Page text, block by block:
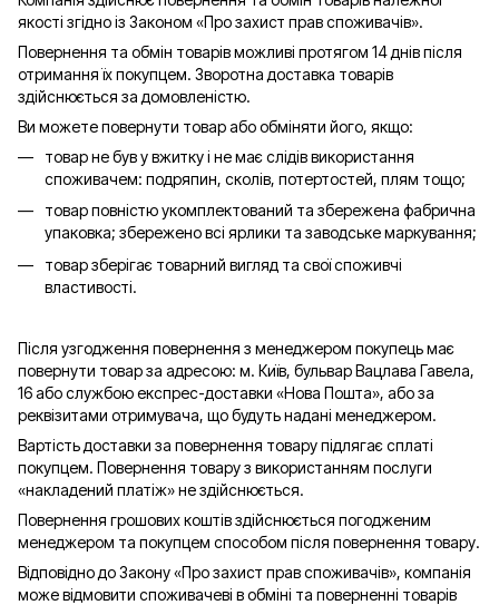
якості згідно із Законом «Про захист прав споживачів».
Повернення та обмін товарів можливі протягом 14 днів після
отримання їх покупцем. Зворотна доставка товарів
здійснюється за домовленістю.
Ви можете повернути товар або обміняти його, якщо:
товар не був у вжитку і не має слідів використання
споживачем: подряпин, сколів, потертостей, плям тощо;
товар повністю укомплектований та збережена фабрична
упаковка; збережено всі ярлики та заводське маркування;
товар зберігає товарний вигляд та свої споживчі
властивості.
Після узгодження повернення з менеджером покупець має
повернути товар за адресою: м. Київ, бульвар Вацлава Гавела,
16 або службою експрес-доставки «Нова Пошта», або за
реквізитами отримувача, що будуть надані менеджером.
Вартість доставки за повернення товару підлягає сплаті
покупцем. Повернення товару з використанням послуги
«накладений платіж» не здійснюється.
Повернення грошових коштів здійснюється погодженим
менеджером та покупцем способом після повернення товару.
Відповідно до Закону «Про захист прав споживачів», компанія
може відмовити споживачеві в обміні та поверненні товарів